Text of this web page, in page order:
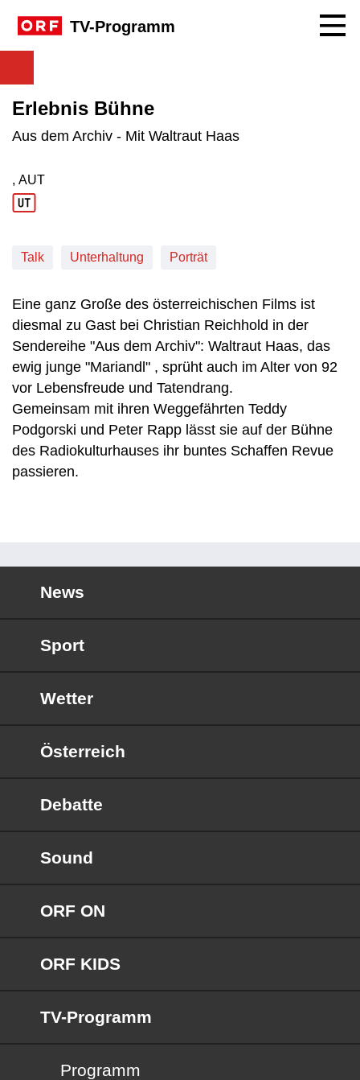
TV-Programm
Erlebnis Bühne
Aus dem Archiv - Mit Waltraut Haas
Produktionsland: AUT
, AUT
Talk Unterhaltung Porträt
Eine ganz Große des österreichischen Films ist
diesmal zu Gast bei Christian Reichhold in der
Sendereihe "Aus dem Archiv": Waltraut Haas, das
ewig junge "Mariandl" , sprüht auch im Alter von 92
vor Lebensfreude und Tatendrang.
Gemeinsam mit ihren Weggefährten Teddy
Podgorski und Peter Rapp lässt sie auf der Bühne
des Radiokulturhauses ihr buntes Schaffen Revue
passieren.
News
Sport
Wetter
Österreich
Debatte
Sound
ORF ON
ORF KIDS
TV-Programm
Programm